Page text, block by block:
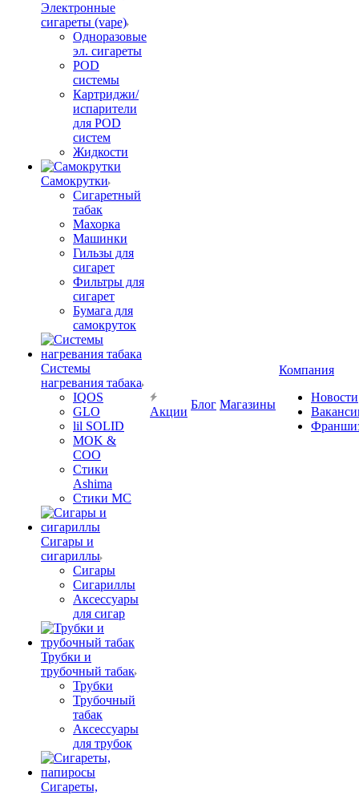
Электронные
сигареты (vape)
Одноразовые
эл. сигареты
POD
системы
Картриджи/
испарители
для POD
систем
Жидкости
Самокрутки
Сигаретный
табак
Махорка
Машинки
Гильзы для
сигарет
Фильтры для
сигарет
Бумага для
самокруток
Системы
нагревания табака
IQOS
GLO
lil SOLID
MOK &
COO
Стики
Ashima
Стики MC
Сигары и
сигариллы
Сигары
Сигариллы
Аксессуары
для сигар
Трубки и
трубочный табак
Трубки
Трубочный
табак
Аксессуары
для трубок
Сигареты,
Акции
Блог Магазины
Компания
Новости